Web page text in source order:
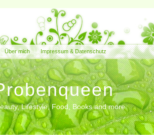
Über mich Impressum & Datenschutz
Lifestyle, Food, Books and more